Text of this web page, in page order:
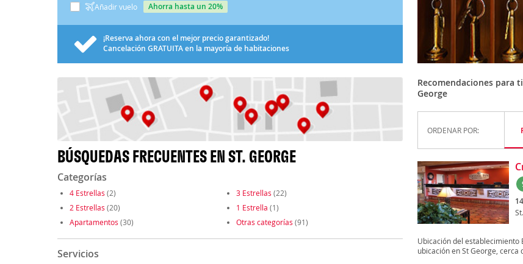
Añadir vuelo ahorra hasta un 20%
¡Reserva ahora con el mejor precio garantizado!
Cancelación GRATUITAen la mayoría de habitaciones
BÚSQUEDAS FRECUENTES EN ST. GEORGE
Categorías
4 Estrellas (2) 3 Estrellas (22)
2 Estrellas (20) 1 Estrella (1)
Apartamentos (30) Otras categorías (91)
Servicios
Recomendaciones para
George
ORDENAR POR:
Ubicación del establecimiento
ubicación en St George, cerca